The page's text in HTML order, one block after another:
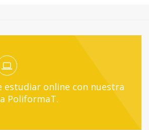
estudiar online con nuestra
PoliformaT.